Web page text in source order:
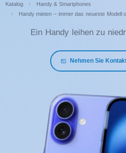
Katalog
Handy & Smartphones
Handy mieten – immer das neueste Modell
Ein Handy leihen zu
Nehmen Sie